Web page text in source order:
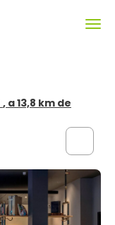
, a 13,8 km de